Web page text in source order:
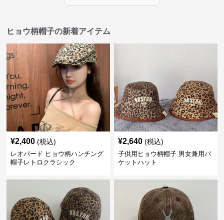
ヒョウ柄帽子の新着アイテム
¥2,400 (税込)
レオパード ヒョウ柄ハンチング
帽子レトロクラシック
¥2,640 (税込)
子供用ヒョウ柄帽子 男女兼用バ
ケットハット